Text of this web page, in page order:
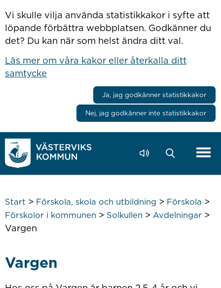
Vi skulle vilja använda statistikkakor i syfte att
löpande förbättra webbplatsen. Godkänner du
det? Du kan när som helst ändra ditt val.
Läs mer om våra kakor eller återkalla ditt
samtycke
Ja, jag godkänner statistikkakor
Nej, jag godkänner inte statistikkakor
Start > Förskola, skola och utbildning > Förskola >
Förskolor i kommunen > Solkullen > Avdelningar>
Vargen
Vargen